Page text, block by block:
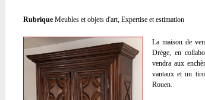
Rubrique Meubles et objets d'art, Expertise et estimation
La maison de
Drège, en
vendra aux
vantaux et un
Rouen.